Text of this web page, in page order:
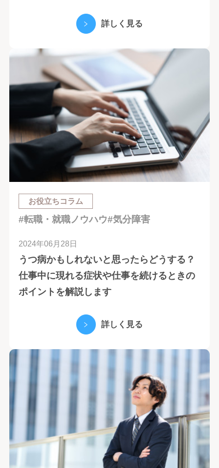
詳しく見る
お役立ちコラム
#転職・就職ノウハウ#気分障害
2024年06月28日
うつ病かもしれないと思ったらどうする？
仕事中に現れる症状や仕事を続けるときの
ポイントを解説します
詳しく見る